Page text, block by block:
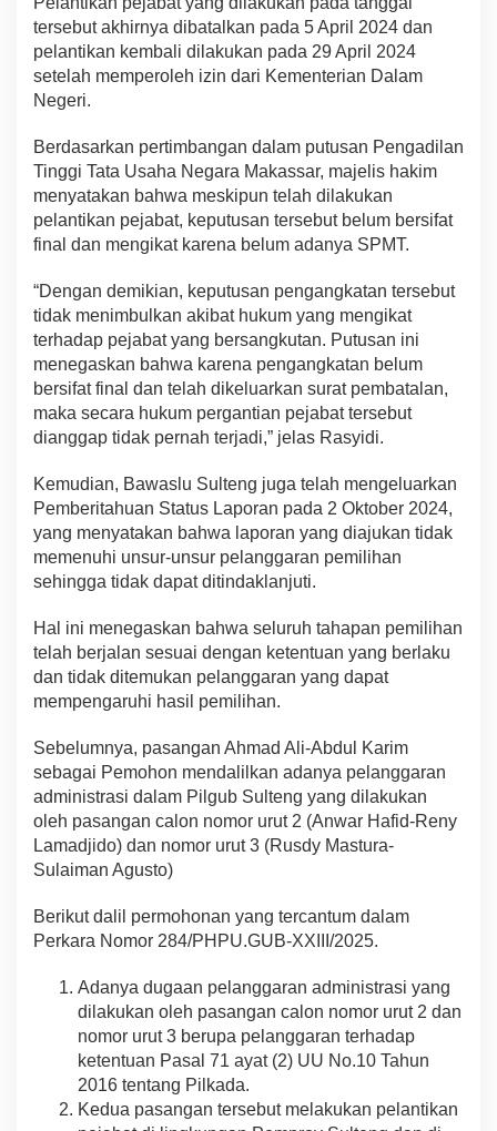
tersebut akhirnya dibatalkan pada 5 April 2024 dan
pelantikan kembali dilakukan pada 29 April 2024
setelah memperoleh izin dari Kementerian Dalam
Negeri.
Berdasarkan pertimbangan dalam putusan Pengadilan
Tinggi Tata Usaha Negara Makassar, majelis hakim
menyatakan bahwa meskipun telah dilakukan
pelantikan pejabat, keputusan tersebut belum bersifat
final dan mengikat karena belum adanya SPMT.
“Dengan demikian, keputusan pengangkatan tersebut
tidak menimbulkan akibat hukum yang mengikat
terhadap pejabat yang bersangkutan. Putusan ini
menegaskan bahwa karena pengangkatan belum
bersifat final dan telah dikeluarkan surat pembatalan,
maka secara hukum pergantian pejabat tersebut
dianggap tidak pernah terjadi,” jelas Rasyidi.
Kemudian, Bawaslu Sulteng juga telah mengeluarkan
Pemberitahuan Status Laporan pada 2 Oktober 2024,
yang menyatakan bahwa laporan yang diajukan tidak
memenuhi unsur-unsur pelanggaran pemilihan
sehingga tidak dapat ditindaklanjuti.
Hal ini menegaskan bahwa seluruh tahapan pemilihan
telah berjalan sesuai dengan ketentuan yang berlaku
dan tidak ditemukan pelanggaran yang dapat
mempengaruhi hasil pemilihan.
Sebelumnya, pasangan Ahmad Ali-Abdul Karim
sebagai Pemohon mendalilkan adanya pelanggaran
administrasi dalam Pilgub Sulteng yang dilakukan
oleh pasangan calon nomor urut 2 (Anwar Hafid-Reny
Lamadjido) dan nomor urut 3 (Rusdy Mastura-
Sulaiman Agusto)
Berikut dalil permohonan yang tercantum dalam
Perkara Nomor 284/PHPU.GUB-XXIII/2025.
Adanya dugaan pelanggaran administrasi yang
dilakukan oleh pasangan calon nomor urut 2 dan
nomor urut 3 berupa pelanggaran terhadap
ketentuan Pasal 71 ayat (2) UU No.10 Tahun
2016 tentang Pilkada.
Kedua pasangan tersebut melakukan pelantikan